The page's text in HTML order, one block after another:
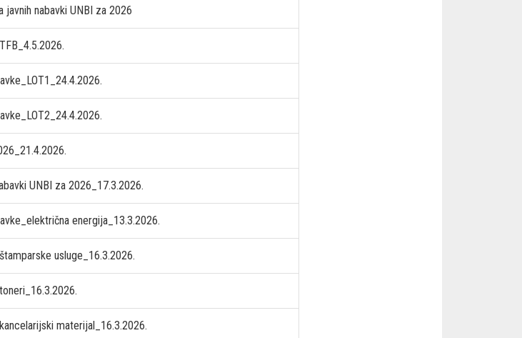
javnih nabavki UNBI za 2026
UNBI za 2026_17.3.2026.
energija_13.3.2026.
usluge_16.3.2026.
materijal_16.3.2026.